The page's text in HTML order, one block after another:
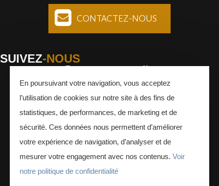
CONTACTEZ-NOUS
SUIVEZ-NOUS
Facebook Instagram Youtube
En poursuivant votre navigation, vous acceptez
l’utilisation de cookies sur notre site à des fins de
statistiques, de performances, de marketing et de
sécurité. Ces données nous permettent d’améliorer
votre expérience de navigation, d’analyser et de
mesurer votre engagement avec nos contenus. Voir
notre politique de confidentialité